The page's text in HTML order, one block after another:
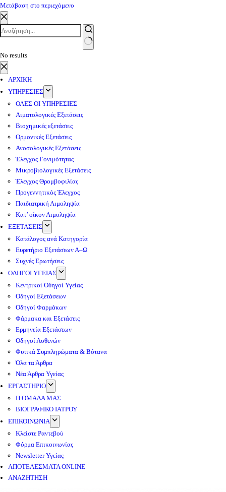
Μετάβαση στο περιεχόμενο
No results
ΑΡΧΙΚΗ
ΥΠΗΡΕΣΙΕΣ
ΟΛΕΣ ΟΙ ΥΠΗΡΕΣΙΕΣ
Αιματολογικές Εξετάσεις
Βιοχημικές εξετάσεις
Ορμονικές Εξετάσεις
Ανοσολογικές Εξετάσεις
Έλεγχος Γονιμότητας
Μικροβιολογικές Εξετάσεις
Έλεγχος Θρομβοφιλίας
Προγεννητικός Έλεγχος
Παιδιατρική Αιμοληψία
Κατ’ οίκον Αιμοληψία
ΕΞΕΤΑΣΕΙΣ
Κατάλογος ανά Κατηγορία
Ευρετήριο Εξετάσεων Α–Ω
Συχνές Ερωτήσεις
ΟΔΗΓΟΙ ΥΓΕΙΑΣ
Κεντρικοί Οδηγοί Υγείας
Οδηγοί Εξετάσεων
Οδηγοί Φαρμάκων
Φάρμακα και Εξετάσεις
Ερμηνεία Εξετάσεων
Οδηγοί Ασθενών
Φυτικά Συμπληρώματα & Βότανα
Όλα τα Άρθρα
Νέα Άρθρα Υγείας
ΕΡΓΑΣΤΗΡΙΟ
Η ΟΜΑΔΑ ΜΑΣ
ΒΙΟΓΡΑΦΙΚΟ ΙΑΤΡΟΥ
ΕΠΙΚΟΙΝΩΝΙΑ
Κλείστε Ραντεβού
Φόρμα Επικοινωνίας
Newsletter Υγείας
ΑΠΟΤΕΛΕΣΜΑΤΑ ONLINE
ΑΝΑΖΗΤΗΣΗ